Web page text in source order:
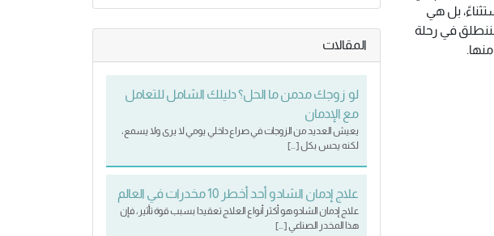
بل هي
في رحلة
المقالات
لو زوجك مدمن ما الحل؟ دليلك الشامل للتعامل
مع الإدمان
يعيش العديد من الزوجات في صراع داخلي يومي لا يرى ولا يسمع،
لكنه يحس بكل […]
علاج إدمان الشادو أحد أخطر 10 مخدرات في العالم
علاج إدمان الشادو هو أكثر أنواع العلاج تعقيدا بسبب قوة تأثير، فإن
هذا المخدر الصناعي […]